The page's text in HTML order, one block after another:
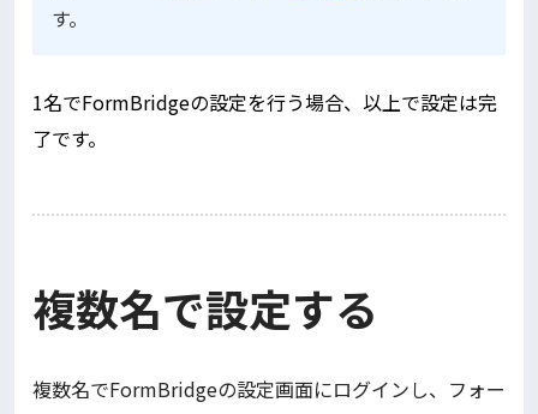
す。
1名でFormBridgeの設定を行う場合、以上で設定は完
了です。
複数名で設定する
複数名でFormBridgeの設定画面にログインし、フォー